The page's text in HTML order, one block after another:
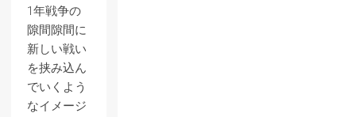
1年戦争の
隙間隙間に
新しい戦い
を挟み込ん
でいくよう
なイメージ